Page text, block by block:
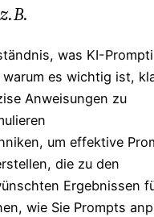
was KI-
warum es wichtig ist,
Anweisungen zu
um effektive
die zu den
Ergebnissen
wie Sie Prompts